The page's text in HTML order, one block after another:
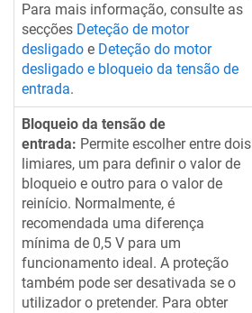
Para mais informação, consulte as
secções Deteção de motor
desligado e Deteção do motor
desligado e bloqueio da tensão de
entrada.
Bloqueio da tensão de
entrada: Permite escolher entre dois
limiares, um para definir o valor de
bloqueio e outro para o valor de
reinício. Normalmente, é
recomendada uma diferença
mínima de 0,5 V para um
funcionamento ideal. A proteção
também pode ser desativada se o
utilizador o pretender. Para obter